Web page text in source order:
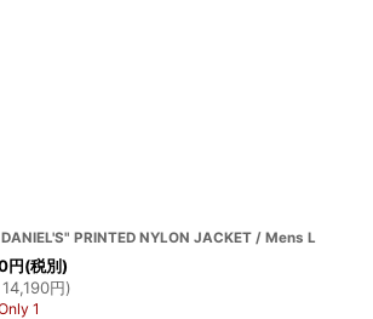
PRINTED NYLON JACKET / Mens L
円(税別)
14,190円)
1